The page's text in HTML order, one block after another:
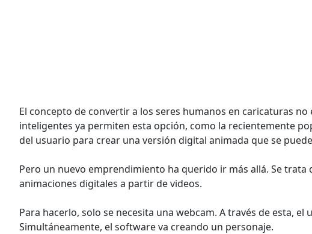
El concepto de convertir a los seres humanos en caricaturas
inteligentes ya permiten esta opción, como la recientemente
del usuario para crear una versión digital animada que se
Pero un nuevo emprendimiento ha querido ir más allá. Se
animaciones digitales a partir de videos.
Para hacerlo, solo se necesita una webcam. A través de esta, el
Simultáneamente, el software va creando un personaje.